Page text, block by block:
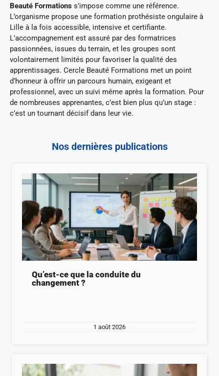
Beauté Formations s’impose comme une référence.
L’organisme propose une formation prothésiste ongulaire à
Lille à la fois accessible, intensive et certifiante.
L’accompagnement est assuré par des formatrices
passionnées, issues du terrain, et les groupes sont
volontairement limités pour favoriser la qualité des
apprentissages. Cercle Beauté Formations met un point
d’honneur à offrir un parcours humain, exigeant et
professionnel, avec un suivi même après la formation. Pour
de nombreuses apprenantes, c’est bien plus qu’un stage :
c’est un tournant décisif dans leur vie.
Nos dernières publications
Qu’est-ce que la conduite du
changement ?
1 août 2026